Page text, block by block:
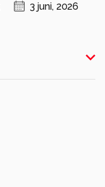
3 juni, 2026